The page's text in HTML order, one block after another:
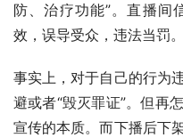
防、治疗功能”。直播间
效，误导受众，违法当罚。
事实上，对于自己的行为
避或者“毁灭罪证”。但再
宣传的本质。而下播后下